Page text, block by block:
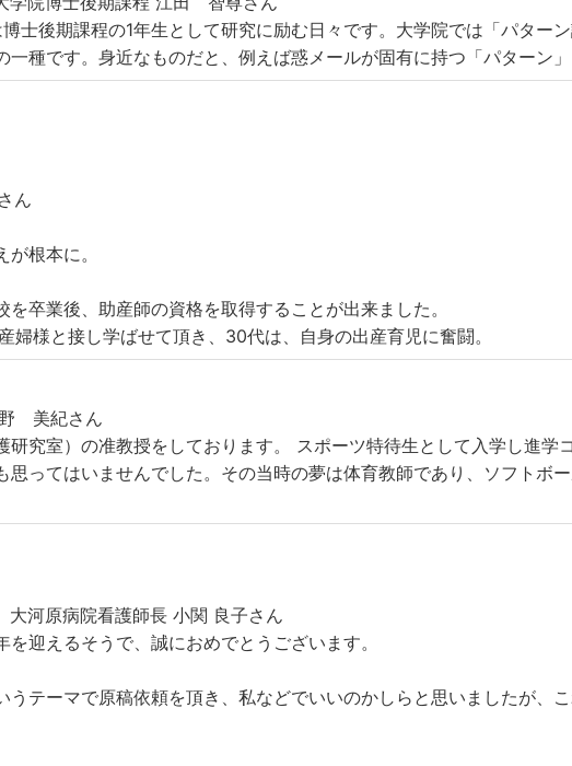
士後期課程の1年生として研究に励む日々です。大学院では「パター
種です。身近なものだと、例えば惑メールが固有に持つ「パターン」
ん
根本に。
卒業後、助産師の資格を取得することが出来ました。
様と接し学ばせて頂き、30代は、自身の出産育児に奮闘。
野 美紀さん
究室）の准教授をしております。 スポーツ特待生として入学し進学
ってはいませんでした。その当時の夢は体育教師であり、ソフトボ
河原病院看護師長 小関 良子さん
迎えるそうで、誠におめでとうございます。
テーマで原稿依頼を頂き、私などでいいのかしらと思いましたが、